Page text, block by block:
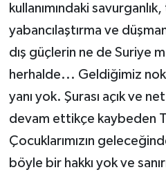
kullanımındaki
yabancılaştırma ve
dış güçlerin ne de Suriye
herhalde... Geldiğimiz
yanı yok. Şurası açık ve
devam ettikçe kaybeden
Çocuklarımızın
böyle bir hakkı yok ve